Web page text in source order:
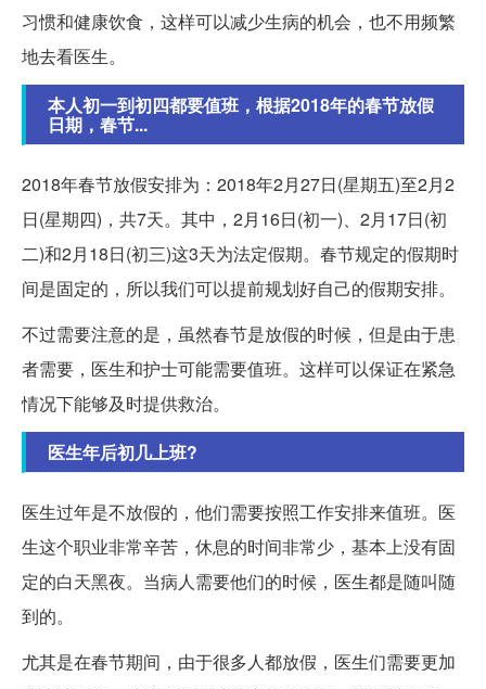
习惯和健康饮食，这样可以减少生病的机会，也不用频繁
地去看医生。
本人初一到初四都要值班，根据2018年的春节放假
日期，春节...
2018年春节放假安排为：2018年2月27日(星期五)至2月2
日(星期四)，共7天。其中，2月16日(初一)、2月17日(初
二)和2月18日(初三)这3天为法定假期。春节规定的假期时
间是固定的，所以我们可以提前规划好自己的假期安排。
不过需要注意的是，虽然春节是放假的时候，但是由于患
者需要，医生和护士可能需要值班。这样可以保证在紧急
情况下能够及时提供救治。
医生年后初几上班?
医生过年是不放假的，他们需要按照工作安排来值班。医
生这个职业非常辛苦，休息的时间非常少，基本上没有固
定的白天黑夜。当病人需要他们的时候，医生都是随叫随
到的。
尤其是在春节期间，由于很多人都放假，医生们需要更加